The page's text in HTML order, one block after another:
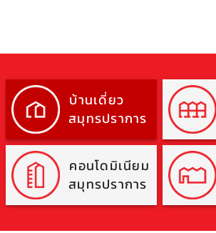
บ้านเดี่ยว
สมุทรปราการ
คอนโดมิเนียม
สมุทรปราการ